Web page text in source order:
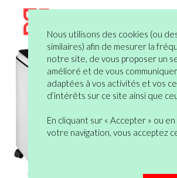
Nous utilisons des cookies (ou
similaires) afin de mesurer la
notre site, de vous proposer un
amélioré et de vous
adaptées à vos activités et vos
d’intérêts sur ce site ainsi que
En cliquant sur « Accepter » ou
votre navigation, vous acceptez